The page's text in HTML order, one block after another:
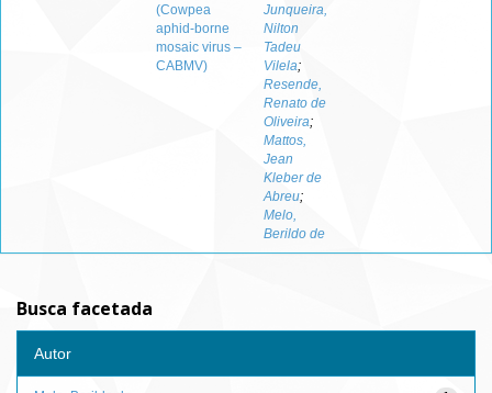
(Cowpea
aphid-borne
mosaic virus –
CABMV)
Junqueira,
Nilton
Tadeu
Vilela;
Resende,
Renato de
Oliveira;
Mattos,
Jean
Kleber de
Abreu;
Melo,
Berildo de
Busca facetada
Autor